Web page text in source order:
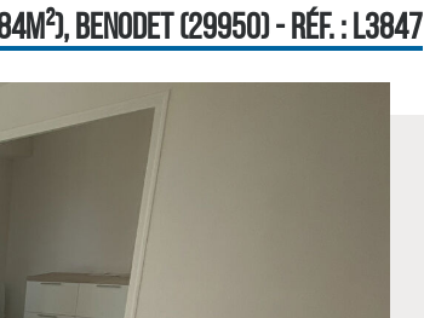
BENODET (29950) - RÉF. : L3847